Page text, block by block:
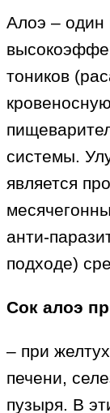
Алоэ – один
тоников
системы.
является
анти-
подходе)
Сок алоэ
– при
печени,
пузыря. В